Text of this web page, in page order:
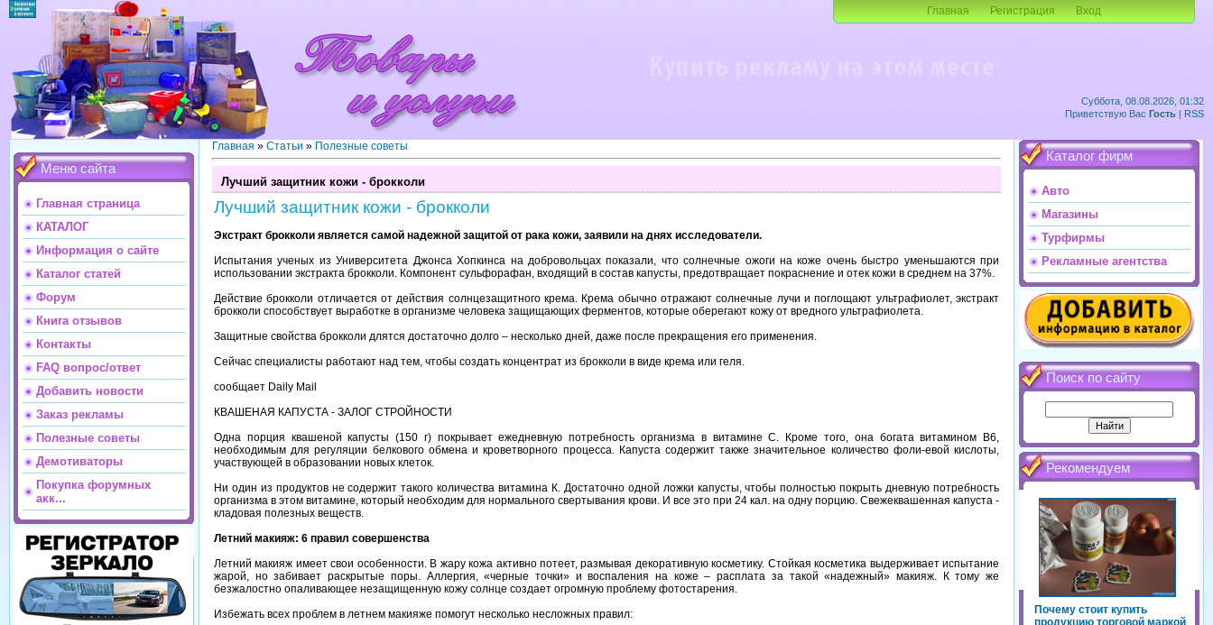
Суббота, 08.08.2026, 01:32
Приветствую Вас Гость | RSS
Главная Регистрация Вход
Меню сайта
Главная страница
КАТАЛОГ
Информация о сайте
Каталог статей
Форум
Книга отзывов
Контакты
FAQ вопрос/ответ
Добавить новости
Заказ рекламы
Полезные советы
Демотиваторы
Покупка форумных
акк...
Главная » Статьи » Полезные советы
Лучший защитник кожи - брокколи
Лучший защитник кожи - брокколи
Экстракт брокколи является самой надежной защитой от рака кожи, заявили на днях исследователи.
Испытания ученых из Университета Джонса Хопкинса на добровольцах показали, что солнечные ожоги на коже очень быстро уменьшаются при
использовании экстракта брокколи. Компонент сульфорафан, входящий в состав капусты, предотвращает покраснение и отек кожи в среднем на 37%.
Действие брокколи отличается от действия солнцезащитного крема. Крема обычно отражают солнечные лучи и поглощают ультрафиолет, экстракт
брокколи способствует выработке в организме человека защищающих ферментов, которые оберегают кожу от вредного ультрафиолета.
Защитные свойства брокколи длятся достаточно долго – несколько дней, даже после прекращения его применения.
Сейчас специалисты работают над тем, чтобы создать концентрат из брокколи в виде крема или геля.
сообщает Daily Mail
КВАШЕНАЯ КАПУСТА - ЗАЛОГ СТРОЙНОСТИ
Одна порция квашеной капусты (150 г) покрывает ежедневную потребность организма в витамине С. Кроме того, она богата витамином В6,
необходимым для регуляции белкового обмена и кроветворного процесса. Капуста содержит также значительное количество фоли-евой кислоты,
участвующей в образовании новых клеток.
Ни один из продуктов не содержит такого количества витамина К. Достаточно одной ложки капусты, чтобы полностью покрыть дневную потребность
организма в этом витамине, который необходим для нормального свертывания крови. И все это при 24 кал. на одну порцию. Свежеквашенная капуста -
кладовая полезных веществ.
Летний макияж: 6 правил совершенства
Летний макияж имеет свои особенности. В жару кожа активно потеет, размывая декоративную косметику. Стойкая косметика выдерживает испытание
жарой,
но забивает раскрытые поры. Аллергия, «черные точки» и воспаления на коже – расплата за такой «надежный» макияж. К тому же
безжалостно опаливающее незащищенную кожу солнце создает огромную проблему фотостарения.
Избежать всех проблем в летнем макияже помогут несколько несложных правил:
Каталог фирм
Авто
Магазины
Турфирмы
Рекламные агентства
Поиск по сайту
Рекомендуем
Почему стоит купить
продукцию торговой маркой